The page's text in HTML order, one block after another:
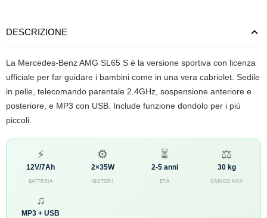
DESCRIZIONE
La Mercedes-Benz AMG SL65 S è la versione sportiva con licenza
ufficiale per far guidare i bambini come in una vera cabriolet. Sedile
in pelle, telecomando parentale 2.4GHz, sospensione anteriore e
posteriore, e MP3 con USB. Include funzione dondolo per i più
piccoli.
⚡
12V/7Ah
BATTERIA
⚙
2×35W
MOTORI
⏳
2-5 anni
ETÀ
⚖
30 kg
CARICO MAX
♫
MP3 + USB